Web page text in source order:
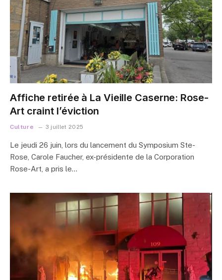
Affiche retirée à La Vieille Caserne: Rose-
Art craint l’éviction
Culture 3 juillet 2025
Le jeudi 26 juin, lors du lancement du Symposium Ste-
Rose, Carole Faucher, ex-présidente de la Corporation
Rose-Art, a pris le…